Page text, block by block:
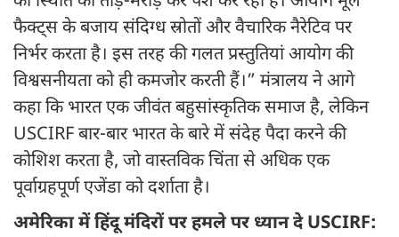
फैक्ट्स के बजाय संदिग्ध स्रोतों और वैचारिक नैरेटिव पर
निर्भर करता है। इस तरह की गलत प्रस्तुतियां आयोग की
विश्वसनीयता को ही कमजोर करती हैं।” मंत्रालय ने आगे
कहा कि भारत एक जीवंत बहुसांस्कृतिक समाज है, लेकिन
USCIRF बार-बार भारत के बारे में संदेह पैदा करने की
कोशिश करता है, जो वास्तविक चिंता से अधिक एक
पूर्वाग्रहपूर्ण एजेंडा को दर्शाता है।
अमेरिका में हिंदू मंदिरों पर हमले पर ध्यान दे USCIRF: